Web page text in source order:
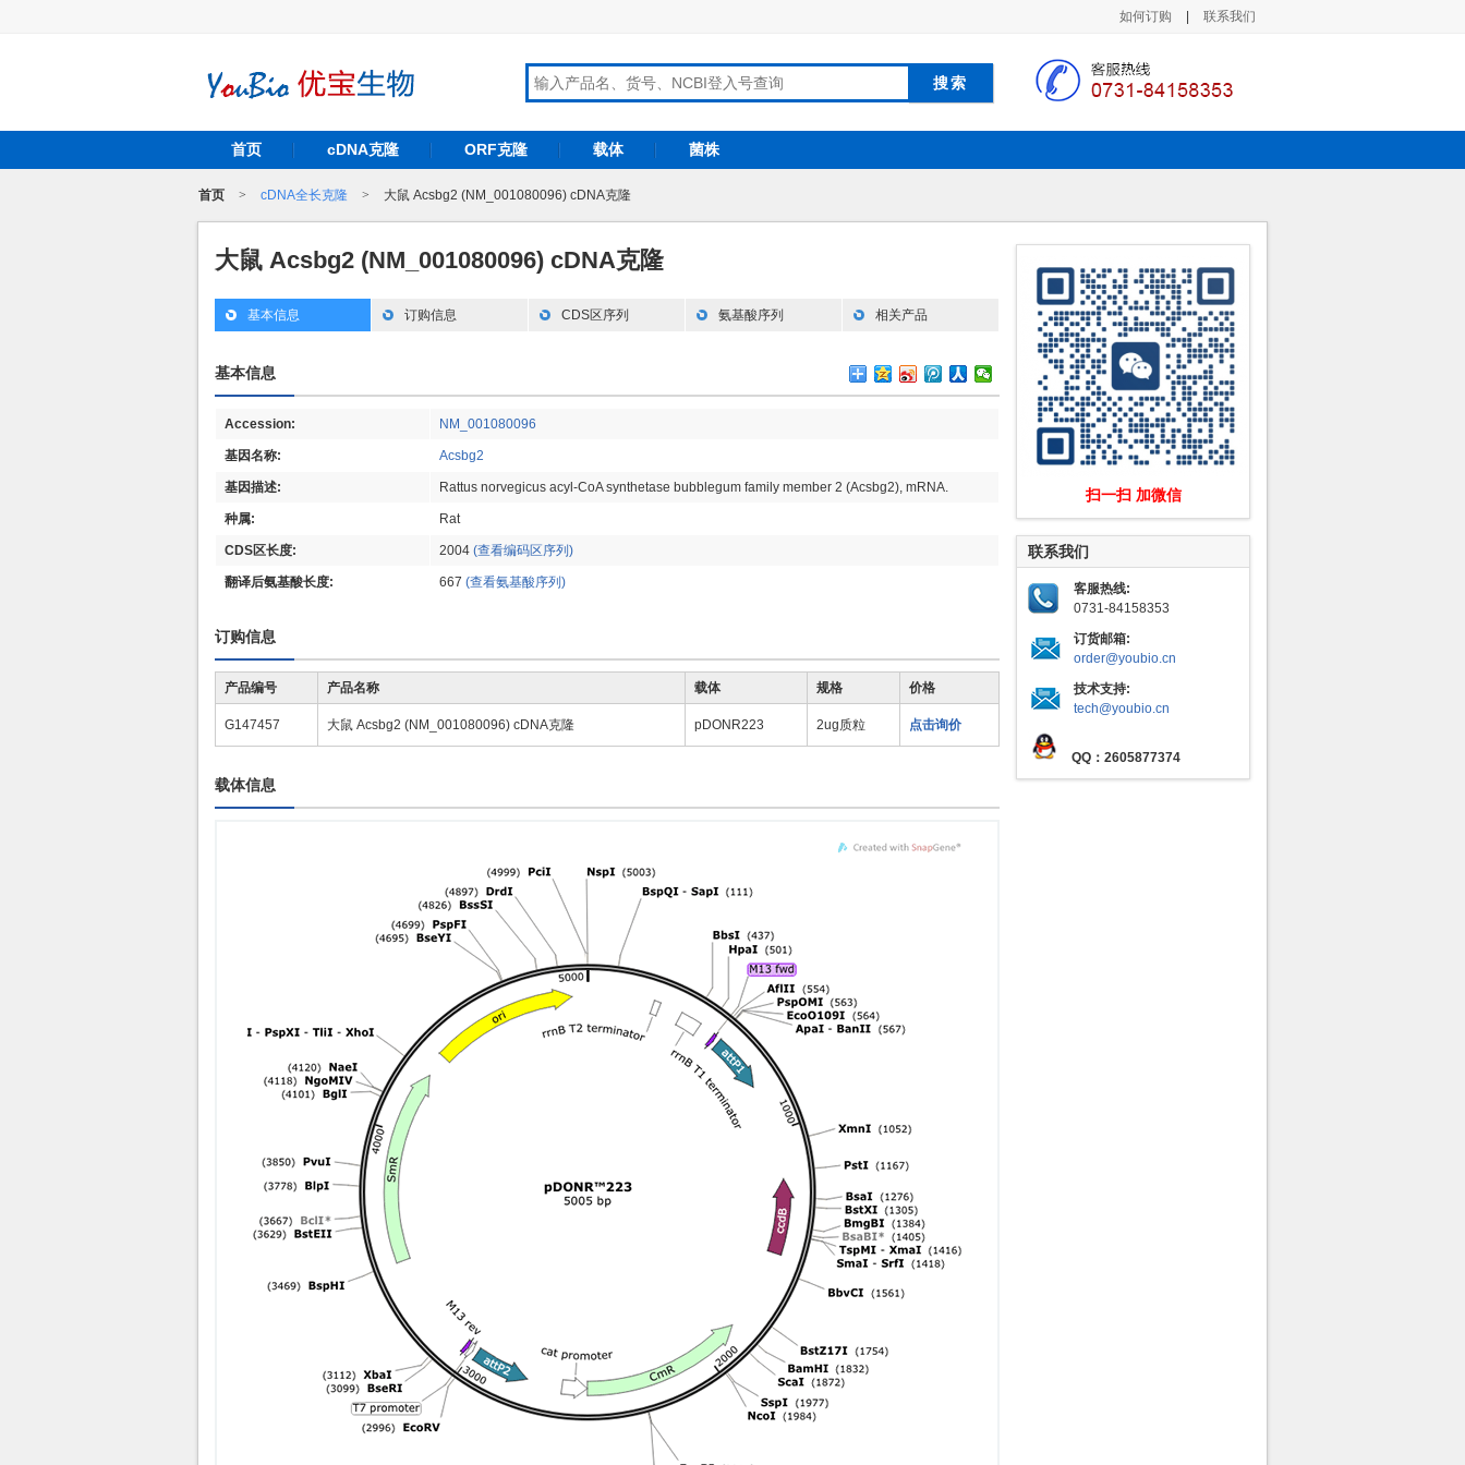
如何订购 联系我们
首页 cDNA克隆 ORF克隆 载体 菌株
首页 > cDNA全长克隆 > 大鼠 Acsbg2 (NM_001080096) cDNA克隆
大鼠 Acsbg2 (NM_001080096) cDNA克隆
基本信息 订购信息 CDS区序列 氨基酸序列 相关产品
基本信息
Accession: NM_001080096
基因名称: Acsbg2
基因描述: Rattus norvegicus acyl-CoA synthetase bubblegum family member 2 (Acsbg2), mRNA.
种属: Rat
CDS区长度: 2004 (查看编码区序列)
翻译后氨基酸长度: 667 (查看氨基酸序列)
订购信息
产品编号 产品名称 载体 规格 价格
G147457 大鼠 Acsbg2 (NM_001080096) cDNA克隆 pDONR223 2ug质粒 点击询价
载体信息
扫一扫 加微信
联系我们
客服热线:
0731-84158353
订货邮箱:
order@youbio.cn
技术支持:
tech@youbio.cn
QQ：2605877374